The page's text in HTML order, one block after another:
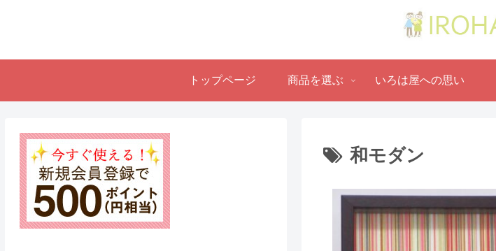
トップページ 商品を選ぶ いろは屋への思い
和モダン